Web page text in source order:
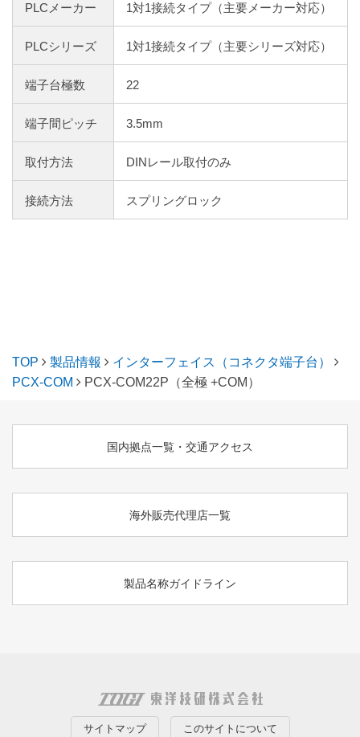
PLCメーカー 1対1接続タイプ（主要メーカー対応）
PLCシリーズ 1対1接続タイプ（主要シリーズ対応）
端子台極数 22
端子間ピッチ 3.5mm
取付方法 DINレール取付のみ
接続方法 スプリングロック
TOP 製品情報
インターフェイス（コネクタ端子台）
PCX-COM
PCX-COM22P（全極 +COM）
国内拠点一覧・交通アクセス
海外販売代理店一覧
製品名称ガイドライン
サイトマップ このサイトについて